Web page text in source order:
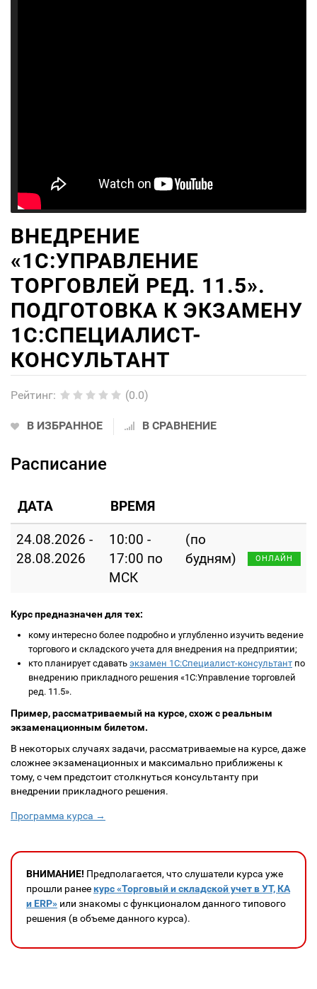
ВНЕДРЕНИЕ
«1С:УПРАВЛЕНИЕ
ТОРГОВЛЕЙ РЕД. 11.5».
ПОДГОТОВКА К ЭКЗАМЕНУ
1С:СПЕЦИАЛИСТ-
КОНСУЛЬТАНТ
Рейтинг: (0.0)
В ИЗБРАННОЕ В СРАВНЕНИЕ
Расписание
ДАТА ВРЕМЯ
24.08.2026 -
28.08.2026
10:00 -
17:00 по
МСК
(по
будням)
ОНЛАЙН
Курс предназначен для тех:
кому интересно более подробно и углубленно изучить ведение
торгового и складского учета для внедрения на предприятии;
кто планирует сдавать экзамен 1С:Специалист-консультант по
внедрению прикладного решения «1С:Управление торговлей
ред. 11.5».
Пример, рассматриваемый на курсе, схож с реальным
экзаменационным билетом.
В некоторых случаях задачи, рассматриваемые на курсе, даже
сложнее экзаменационных и максимально приближены к
тому, с чем предстоит столкнуться консультанту при
внедрении прикладного решения.
Программа курса →
ВНИМАНИЕ! Предполагается, что слушатели курса уже
прошли ранее курс «Торговый и складской учет в УТ, КА
и ERP» или знакомы с функционалом данного типового
решения (в объеме данного курса).